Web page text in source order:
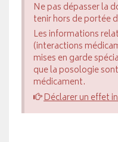
Ne pas dépasser la
tenir hors de portée
Les informations
(interactions
mises en garde
que la posologie
médicament.
Déclarer un effet